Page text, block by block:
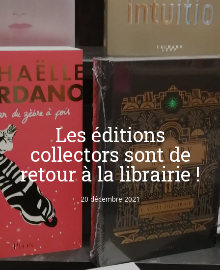
Les éditions
collectors sont de
retour à la librairie !
20 décembre 2021